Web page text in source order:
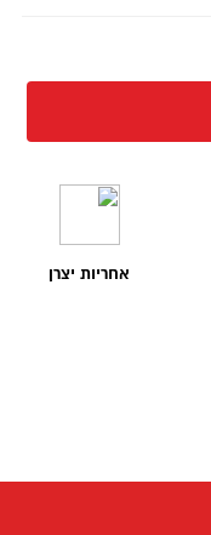
אחריות יצרן